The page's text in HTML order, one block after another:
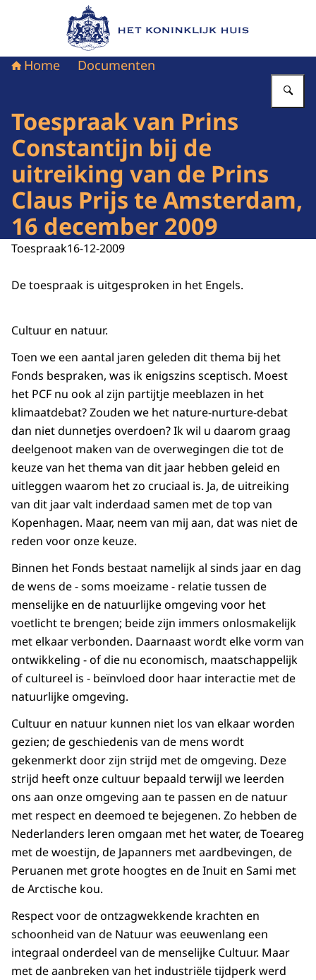
Naar de homepage van Het Koninklijk Huis
Home Documenten
Toespraak van Prins
Constantijn bij de
uitreiking van de Prins
Claus Prijs te Amsterdam,
16 december 2009
Toespraak16-12-2009
De toespraak is uitgesproken in het Engels.
Cultuur en natuur.
Toen we een aantal jaren geleden dit thema bij het
Fonds bespraken, was ik enigszins sceptisch. Moest
het PCF nu ook al zijn partijtje meeblazen in het
klimaatdebat? Zouden we het nature-nurture-debat
dan niet dunnetjes overdoen? Ik wil u daarom graag
deelgenoot maken van de overwegingen die tot de
keuze van het thema van dit jaar hebben geleid en
uitleggen waarom het zo cruciaal is. Ja, de uitreiking
van dit jaar valt inderdaad samen met de top van
Kopenhagen. Maar, neem van mij aan, dat was niet de
reden voor onze keuze.
Binnen het Fonds bestaat namelijk al sinds jaar en dag
de wens de - soms moeizame - relatie tussen de
menselijke en de natuurlijke omgeving voor het
voetlicht te brengen; beide zijn immers onlosmakelijk
met elkaar verbonden. Daarnaast wordt elke vorm van
ontwikkeling - of die nu economisch, maatschappelijk
of cultureel is - beïnvloed door haar interactie met de
natuurlijke omgeving.
Cultuur en natuur kunnen niet los van elkaar worden
gezien; de geschiedenis van de mens wordt
gekenmerkt door zijn strijd met de omgeving. Deze
strijd heeft onze cultuur bepaald terwijl we leerden
ons aan onze omgeving aan te passen en de natuur
met respect en deemoed te bejegenen. Zo hebben de
Nederlanders leren omgaan met het water, de Toeareg
met de woestijn, de Japanners met aardbevingen, de
Peruanen met grote hoogtes en de Inuit en Sami met
de Arctische kou.
Respect voor de ontzagwekkende krachten en
schoonheid van de Natuur was eeuwenlang een
integraal onderdeel van de menselijke Cultuur. Maar
met de aanbreken van het industriële tijdperk werd